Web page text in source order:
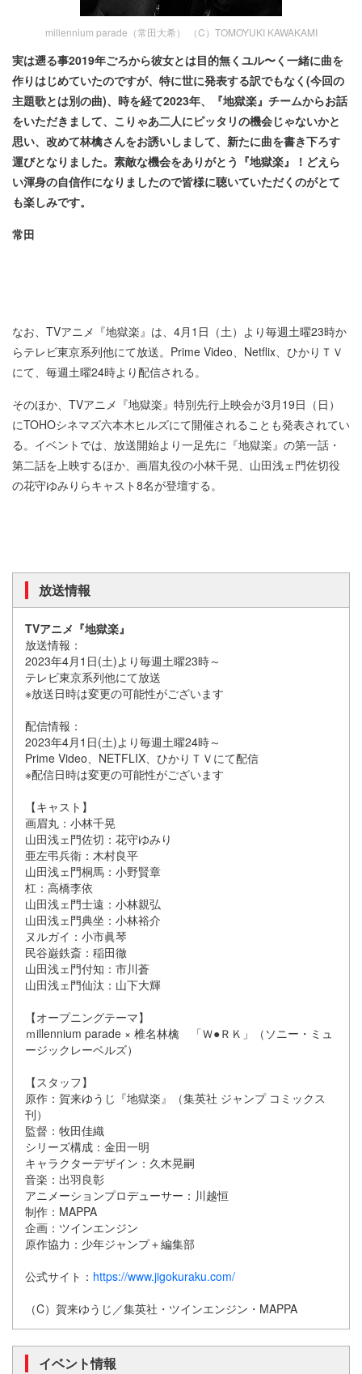
millennium parade（常田大希） （C）TOMOYUKI KAWAKAMI
実は遡る事2019年ごろから彼女とは目的無くユル〜く一緒に曲を
作りはじめていたのですが、特に世に発表する訳でもなく(今回の
主題歌とは別の曲)、時を経て2023年、『地獄楽』チームからお話
をいただきまして、こりゃあ二人にピッタリの機会じゃないかと
思い、改めて林檎さんをお誘いしまして、新たに曲を書き下ろす
運びとなりました。素敵な機会をありがとう『地獄楽』！どえら
い渾身の自信作になりましたので皆様に聴いていただくのがとて
も楽しみです。
常田
なお、TVアニメ『地獄楽』は、4月1日（土）より毎週土曜23時か
らテレビ東京系列他にて放送。Prime Video、Netflix、ひかりＴＶ
にて、毎週土曜24時より配信される。
そのほか、TVアニメ『地獄楽』特別先行上映会が3月19日（日）
にTOHOシネマズ六本木ヒルズにて開催されることも発表されてい
る。イベントでは、放送開始より一足先に『地獄楽』の第一話・
第二話を上映するほか、画眉丸役の小林千晃、山田浅ェ門佐切役
の花守ゆみりらキャスト8名が登壇する。
放送情報
TVアニメ『地獄楽』
放送情報：
2023年4月1日(土)より毎週土曜23時～
テレビ東京系列他にて放送
※放送日時は変更の可能性がございます
配信情報：
2023年4月1日(土)より毎週土曜24時～
Prime Video、NETFLIX、ひかりＴＶにて配信
※配信日時は変更の可能性がございます
【キャスト】
画眉丸：小林千晃
山田浅ェ門佐切：花守ゆみり
亜左弔兵衛：木村良平
山田浅ェ門桐馬：小野賢章
杠：高橋李依
山田浅ェ門士遠：小林親弘
山田浅ェ門典坐：小林裕介
ヌルガイ：小市眞琴
民谷巌鉄斎：稲田徹
山田浅ェ門付知：市川蒼
山田浅ェ門仙汰：山下大輝
【オープニングテーマ】
ｍillennium parade × 椎名林檎 「Ｗ●ＲＫ」（ソニー・ミュ
ージックレーベルズ）
【スタッフ】
原作：賀来ゆうじ『地獄楽』（集英社 ジャンプ コミックス
刊）
監督：牧田佳織
シリーズ構成：金田一明
キャラクターデザイン：久木晃嗣
音楽：出羽良彰
アニメーションプロデューサー：川越恒
制作：MAPPA
企画：ツインエンジン
原作協力：少年ジャンプ＋編集部
公式サイト： https://www.jigokuraku.com/
（C）賀来ゆうじ／集英社・ツインエンジン・MAPPA
イベント情報